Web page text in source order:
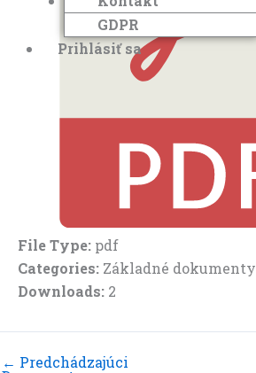
GDPR
Prihlásiť sa
File Type: pdf
Categories: Základné dokumenty
Downloads: 2
← Predchádzajúci